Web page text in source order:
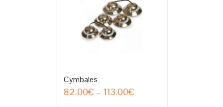
Cymbales
82.00€ – 113.00€Plage